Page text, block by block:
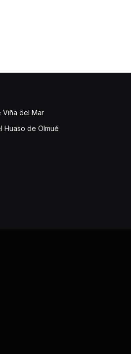
Viña del Mar
Huaso de Olmué